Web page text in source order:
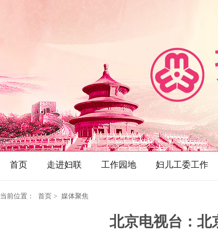
首页 走进妇联 工作园地 妇儿工委工作
当前位置： 首页 > 媒体聚焦
北京电视台：北